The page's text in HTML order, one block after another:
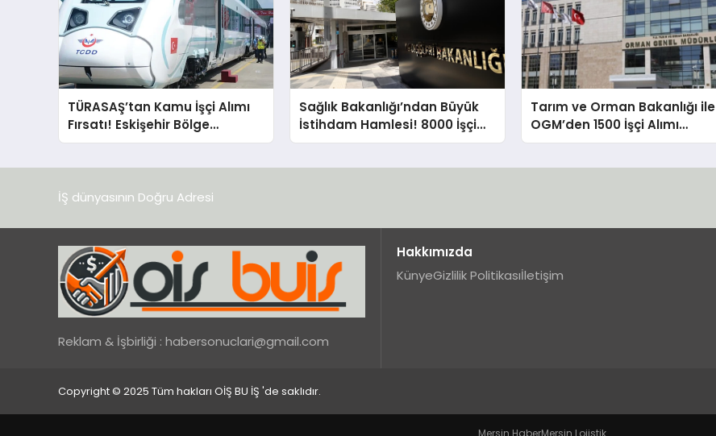
TÜRASAŞ’tan Kamu İşçi Alımı
Fırsatı! Eskişehir Bölge
Müdürlüğü Elektrikçi Arıyor!
Sağlık Bakanlığı’ndan Büyük
İstihdam Hamlesi! 8000 İşçi
Alımı İçin İŞKUR Başvuruları
Tarım ve Orman Bakanlığı ile
OGM’den 1500 İşçi Alımı
Başvuruları için Son Gün!
İŞ dünyasının Doğru Adresi
Reklam & İşbirliği : habersonuclari@gmail.com
Hakkımızda
KünyeGizlilik Politikasıİletişim
Copyright © 2025 Tüm hakları OİŞ BU İŞ 'de saklıdır.
Mersin HaberMersin Lojistik